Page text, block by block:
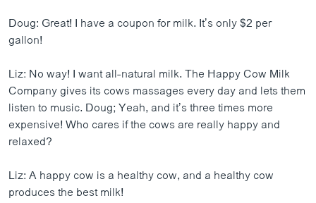
Doug: Great! I have a coupon for milk. It’s only $2 per
gallon!
Liz: No way! I want all-natural milk. The Happy Cow Milk
Company gives its cows massages every day and lets them
listen to music. Doug; Yeah, and it’s three times more
expensive! Who cares if the cows are really happy and
relaxed?
Liz: A happy cow is a healthy cow, and a healthy cow
produces the best milk!